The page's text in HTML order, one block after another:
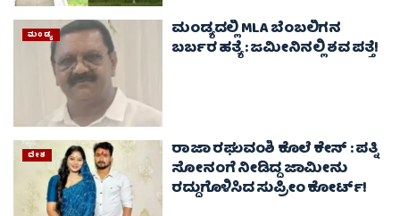
ಮಂಡ್ಯ ಮಂಡ್ಯದಲ್ಲಿ MLA ಬೆಂಬಲಿಗನ
ಬರ್ಬರ ಹತ್ಯೆ : ಜಮೀನಿನಲ್ಲಿ ಶವ ಪತ್ತೆ!
ದೇಶ ರಾಜಾ ರಘುವಂಶಿ ಕೊಲೆ ಕೇಸ್‌ : ಪತ್ನಿ
ಸೋನಂಗೆ ನೀಡಿದ್ದ ಜಾಮೀನು
ರದ್ದುಗೊಳಿಸಿದ ಸುಪ್ರೀಂ ಕೋರ್ಟ್‌!